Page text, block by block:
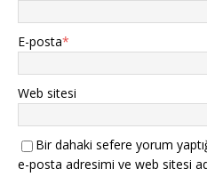
E-posta*
Web sitesi
Bir dahaki sefere yorum
e-posta adresimi ve web sitesi